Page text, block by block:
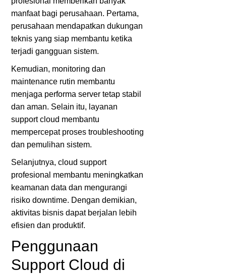
manfaat bagi perusahaan. Pertama,
perusahaan mendapatkan dukungan
teknis yang siap membantu ketika
terjadi gangguan sistem.
Kemudian, monitoring dan
maintenance rutin membantu
menjaga performa server tetap stabil
dan aman. Selain itu, layanan
support cloud membantu
mempercepat proses troubleshooting
dan pemulihan sistem.
Selanjutnya, cloud support
profesional membantu meningkatkan
keamanan data dan mengurangi
risiko downtime. Dengan demikian,
aktivitas bisnis dapat berjalan lebih
efisien dan produktif.
Penggunaan
Support Cloud di